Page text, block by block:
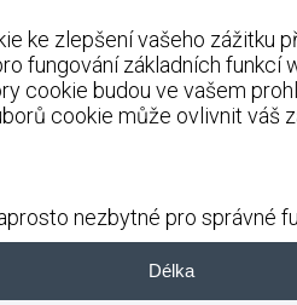
ke zlepšení vašeho zážitku
fungování základních
cookie budou ve vašem
cookie může ovlivnit váš
nezbytné pro správné
Délka